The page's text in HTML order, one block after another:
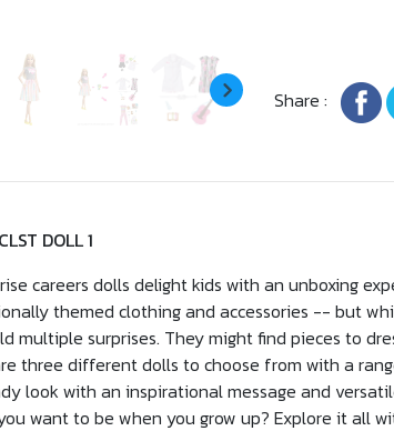
Share :
DOLL 1
careers dolls delight kids with an unboxing
themed clothing and accessories -- but
multiple surprises. They might find pieces to
three different dolls to choose from with a
look with an inspirational message and
want to be when you grow up? Explore it all